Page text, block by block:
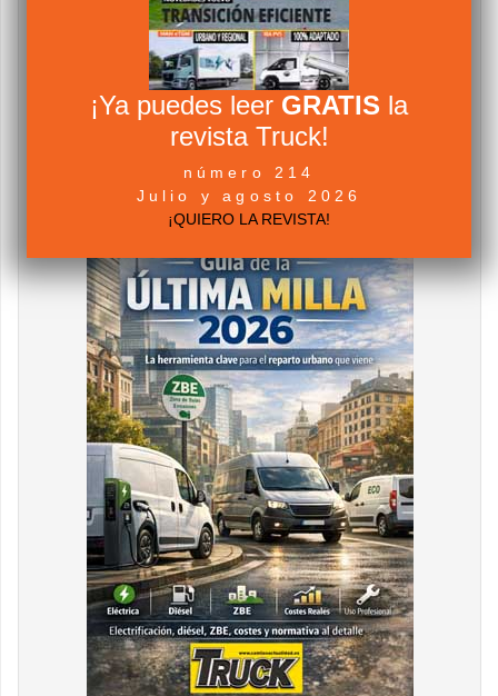
¡Ya puedes leer GRATIS la
revista Truck!
número 214
Julio y agosto 2026
¡QUIERO LA REVISTA!